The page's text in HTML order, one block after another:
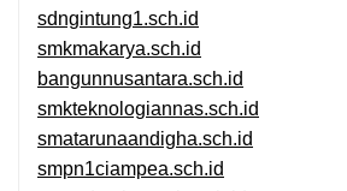
sdngintung1.sch.id
smkmakarya.sch.id
bangunnusantara.sch.id
smkteknologiannas.sch.id
smatarunaandigha.sch.id
smpn1ciampea.sch.id